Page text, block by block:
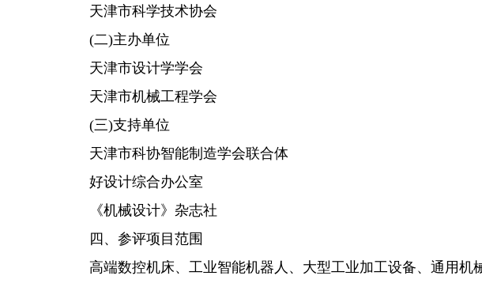
天津市科学技术协会
(二)主办单位
天津市设计学学会
天津市机械工程学会
(三)支持单位
天津市科协智能制造学会联合体
好设计综合办公室
《机械设计》杂志社
四、参评项目范围
高端数控机床、工业智能机器人、大型工业加工设备、通用机